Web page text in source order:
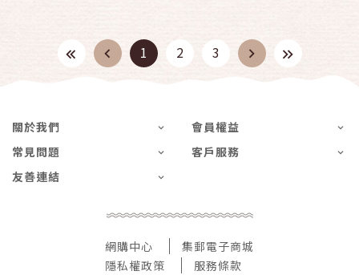
1 2 3
關於我們
會員權益
常見問題
客戶服務
友善連結
網購中心
集郵電子商城
隱私權政策
服務條款